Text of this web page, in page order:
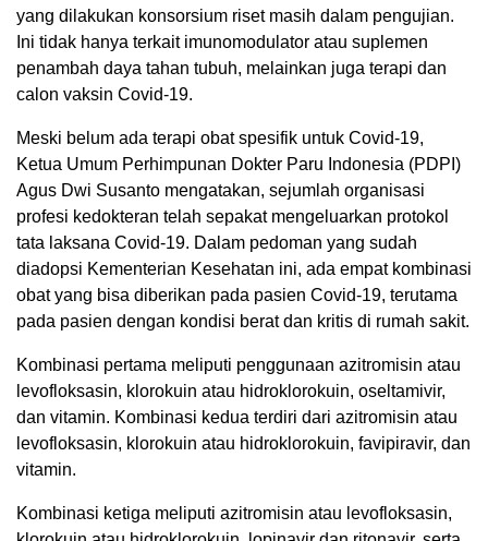
yang dilakukan konsorsium riset masih dalam pengujian.
Ini tidak hanya terkait imunomodulator atau suplemen
penambah daya tahan tubuh, melainkan juga terapi dan
calon vaksin Covid-19.
Meski belum ada terapi obat spesifik untuk Covid-19,
Ketua Umum Perhimpunan Dokter Paru Indonesia (PDPI)
Agus Dwi Susanto mengatakan, sejumlah organisasi
profesi kedokteran telah sepakat mengeluarkan protokol
tata laksana Covid-19. Dalam pedoman yang sudah
diadopsi Kementerian Kesehatan ini, ada empat kombinasi
obat yang bisa diberikan pada pasien Covid-19, terutama
pada pasien dengan kondisi berat dan kritis di rumah sakit.
Kombinasi pertama meliputi penggunaan azitromisin atau
levofloksasin, klorokuin atau hidroklorokuin, oseltamivir,
dan vitamin. Kombinasi kedua terdiri dari azitromisin atau
levofloksasin, klorokuin atau hidroklorokuin, favipiravir, dan
vitamin.
Kombinasi ketiga meliputi azitromisin atau levofloksasin,